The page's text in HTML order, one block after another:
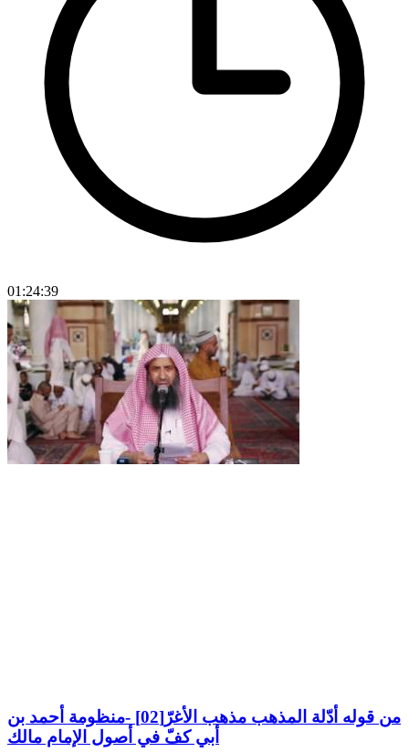
01:24:39
من قوله أدّلة المذهب مذهب الأغرّ[02] -منظومة أحمد بن
أبي كفّ في أصول الإمام مالك